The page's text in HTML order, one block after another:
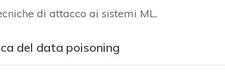
di attacco ai sistemi ML.
del data poisoning